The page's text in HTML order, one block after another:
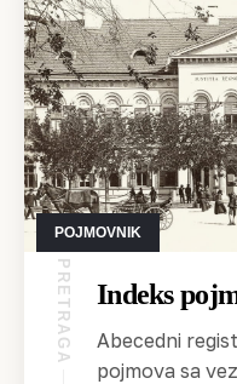
POJMOVNIK
PRETRAGA Indeks
Abecedni
pojmova sa